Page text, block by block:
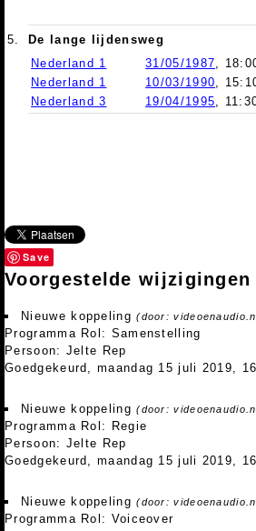
5.
De lange lijdensweg
Nederland 1
31/05/1987,
Nederland 1
10/03/1990,
Nederland 3
19/04/1995,
Save
Voorgestelde wijzigingen
Nieuwe koppeling(door:
Programma Rol: Samenstelling
Persoon: Jelte Rep
Goedgekeurd, maandag 15 juli 2019,
Nieuwe koppeling(door:
Programma Rol: Regie
Persoon: Jelte Rep
Goedgekeurd, maandag 15 juli 2019,
Nieuwe koppeling(door:
Programma Rol: Voiceover